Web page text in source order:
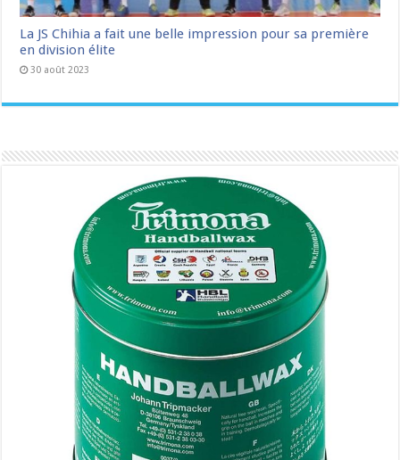
La JS Chihia a fait une belle impression pour sa première
en division élite
30 août 2023